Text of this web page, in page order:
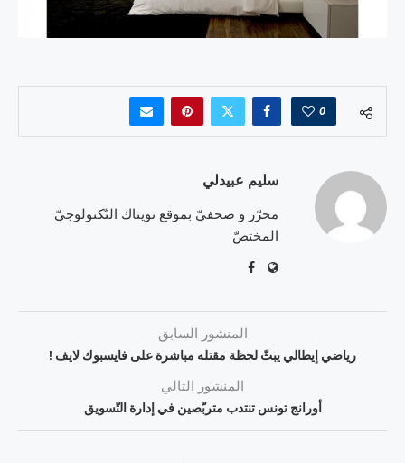
0
سليم عبيدلي
محرّر و صحفيّ بموقع تويتاك التّكنولوجيّ
المختصّ
المنشور السابق
رياضي إيطالي يبثّ لحظة مقتله مباشرة على فايسبوك لايف !
المنشور التالي
أورانج تونس تنتدب متربّصين في إدارة التّسويق